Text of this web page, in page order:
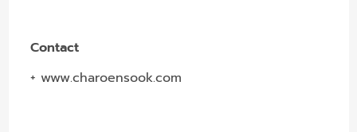
Contact
+www.charoensook.com